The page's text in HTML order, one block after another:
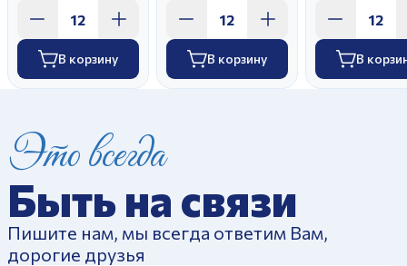
В корзину В корзину В
Это всегда
Быть на связи
Пишите нам, мы всегда ответим Вам,
дорогие друзья